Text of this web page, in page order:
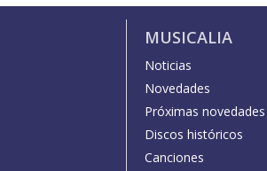
MUSICALIA
Noticias
Novedades
Próximas novedades
Discos históricos
Canciones